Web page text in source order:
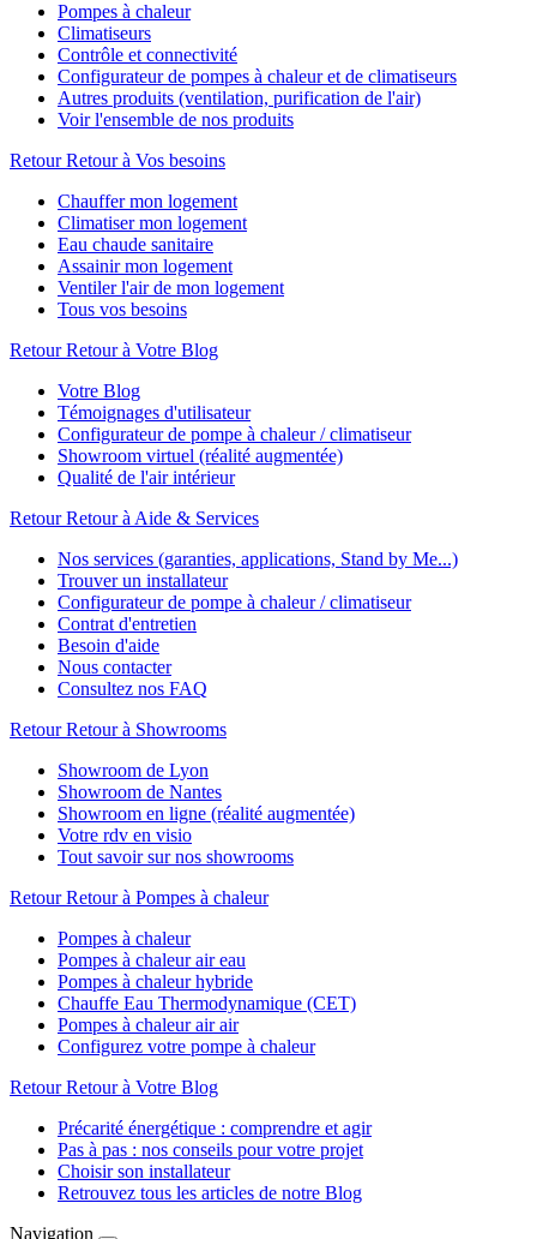
Pompes à chaleur
Climatiseurs
Contrôle et connectivité
Configurateur de pompes à chaleur et de climatiseurs
Autres produits (ventilation, purification de l'air)
Voir l'ensemble de nos produits
Retour Retour à Vos besoins
Chauffer mon logement
Climatiser mon logement
Eau chaude sanitaire
Assainir mon logement
Ventiler l'air de mon logement
Tous vos besoins
Retour Retour à Votre Blog
Votre Blog
Témoignages d'utilisateur
Configurateur de pompe à chaleur / climatiseur
Showroom virtuel (réalité augmentée)
Qualité de l'air intérieur
Retour Retour à Aide & Services
Nos services (garanties, applications, Stand by Me...)
Trouver un installateur
Configurateur de pompe à chaleur / climatiseur
Contrat d'entretien
Besoin d'aide
Nous contacter
Consultez nos FAQ
Retour Retour à Showrooms
Showroom de Lyon
Showroom de Nantes
Showroom en ligne (réalité augmentée)
Votre rdv en visio
Tout savoir sur nos showrooms
Retour Retour à Pompes à chaleur
Pompes à chaleur
Pompes à chaleur air eau
Pompes à chaleur hybride
Chauffe Eau Thermodynamique (CET)
Pompes à chaleur air air
Configurez votre pompe à chaleur
Retour Retour à Votre Blog
Précarité énergétique : comprendre et agir
Pas à pas : nos conseils pour votre projet
Choisir son installateur
Retrouvez tous les articles de notre Blog
Navigation